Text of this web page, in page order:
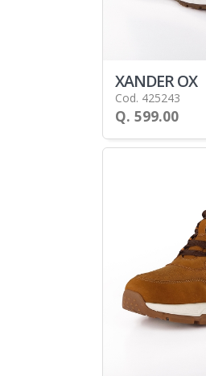
XANDER OX
Cod. 425243
Q. 599.00